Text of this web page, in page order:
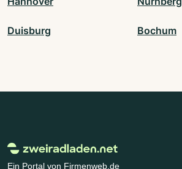
Duisburg Bochum
Ein Portal von Firmenweb.de